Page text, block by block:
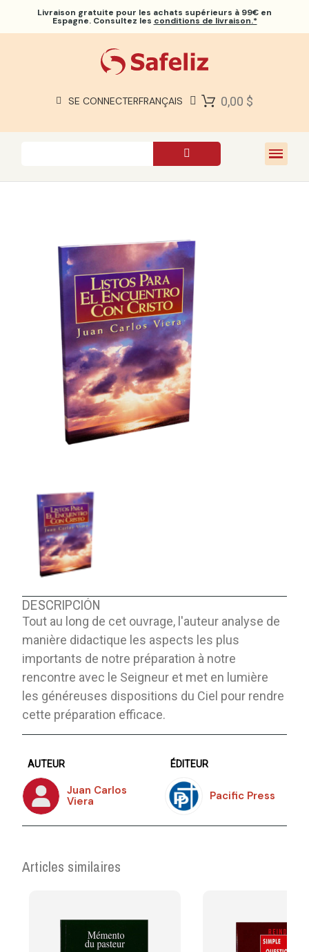
Livraison gratuite pour les achats supérieurs à 99€ en
Espagne. Consultez les conditions de livraison.*
SE CONNECTERFRANÇAIS 0,00 $
À PROPOS DE NOUS
DESCRIPCIÓN
Tout au long de cet ouvrage, l'auteur analyse de
manière didactique les aspects les plus
importants de notre préparation à notre
rencontre avec le Seigneur et met en lumière
les généreuses dispositions du Ciel pour rendre
cette préparation efficace.
AUTEUR
Juan Carlos
Viera
ÉDITEUR
Pacific Press
Articles similaires